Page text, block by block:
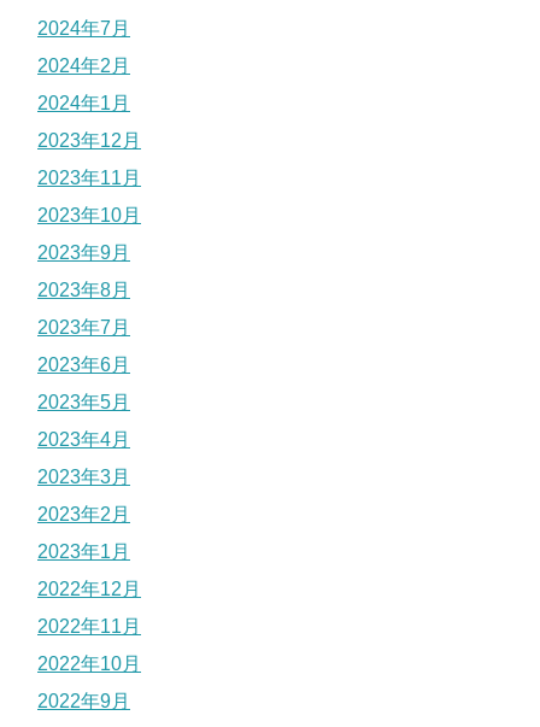
2024年7月
2024年2月
2024年1月
2023年12月
2023年11月
2023年10月
2023年9月
2023年8月
2023年7月
2023年6月
2023年5月
2023年4月
2023年3月
2023年2月
2023年1月
2022年12月
2022年11月
2022年10月
2022年9月